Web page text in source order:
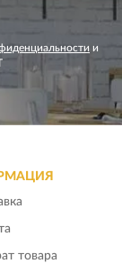
и
товара